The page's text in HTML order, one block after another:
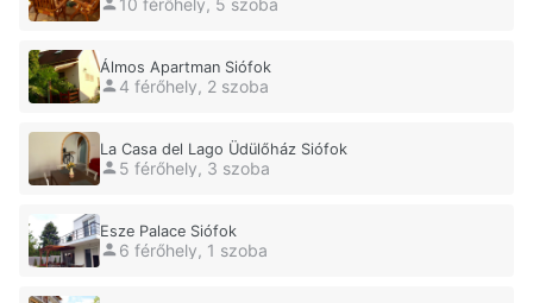
Álmos Apartman Siófok
4 férőhely, 2 szoba
La Casa del Lago Üdülőház Siófok
5 férőhely, 3 szoba
Esze Palace Siófok
6 férőhely, 1 szoba